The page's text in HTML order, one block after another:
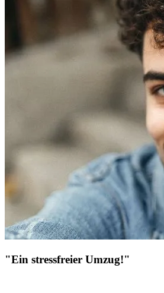
"Ein stressfreier Umzug!"